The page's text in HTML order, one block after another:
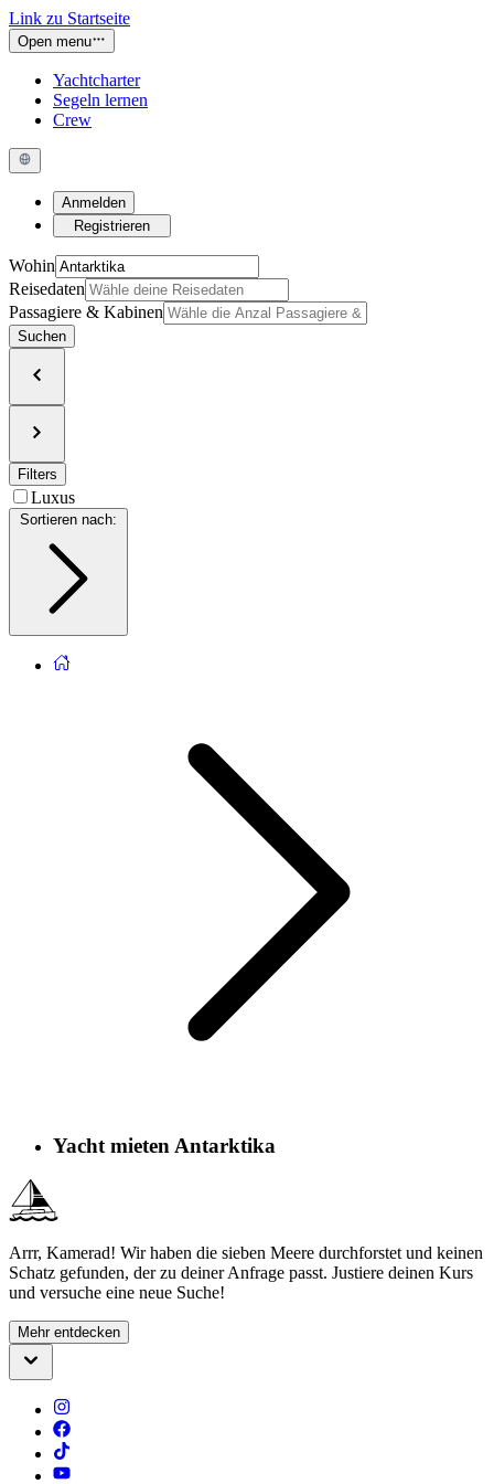
Link zu Startseite
Open menu
Yachtcharter
Segeln lernen
Crew
Anmelden
Registrieren
Wohin
Reisedaten
Passagiere & Kabinen
Suchen
Filters
Luxus
Sortieren nach
Yacht mieten Antarktika
Arrr, Kamerad! Wir haben die sieben Meere durchforstet und keinen
Schatz gefunden, der zu deiner Anfrage passt. Justiere deinen Kurs
und versuche eine neue Suche!
Mehr entdecken